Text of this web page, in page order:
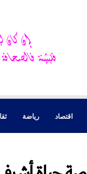
اقتصاد رياضة